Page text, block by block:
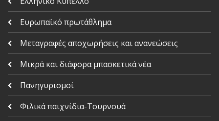
Ευρωπαϊκό πρωτάθλημα
Μεταγραφές αποχωρήσεις και ανανεώσεις
Μικρά και διάφορα μπασκετικά νέα
Πανηγυρισμοί
Φιλικά παιχνίδια-Τουρνουά